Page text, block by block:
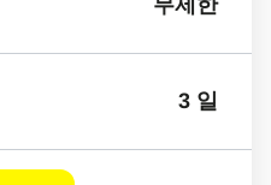
무제한
3 일